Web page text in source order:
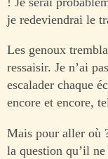
je redeviendrai le
Les genoux
ressaisir. Je n’ai
escalader chaque
encore et encore,
Mais pour aller où
la question qu’il